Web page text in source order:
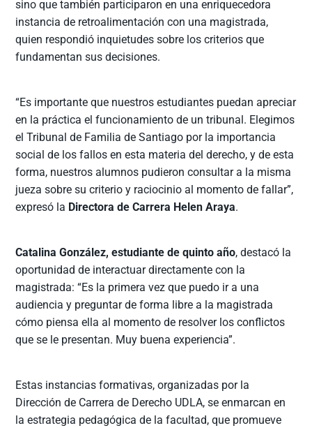
sino que también participaron en una enriquecedora
instancia de retroalimentación con una magistrada,
quien respondió inquietudes sobre los criterios que
fundamentan sus decisiones.
“Es importante que nuestros estudiantes puedan apreciar
en la práctica el funcionamiento de un tribunal. Elegimos
el Tribunal de Familia de Santiago por la importancia
social de los fallos en esta materia del derecho, y de esta
forma, nuestros alumnos pudieron consultar a la misma
jueza sobre su criterio y raciocinio al momento de fallar”,
expresó la Directora de Carrera Helen Araya.
Catalina González, estudiante de quinto año, destacó la
oportunidad de interactuar directamente con la
magistrada: “Es la primera vez que puedo ir a una
audiencia y preguntar de forma libre a la magistrada
cómo piensa ella al momento de resolver los conflictos
que se le presentan. Muy buena experiencia”.
Estas instancias formativas, organizadas por la
Dirección de Carrera de Derecho UDLA, se enmarcan en
la estrategia pedagógica de la facultad, que promueve